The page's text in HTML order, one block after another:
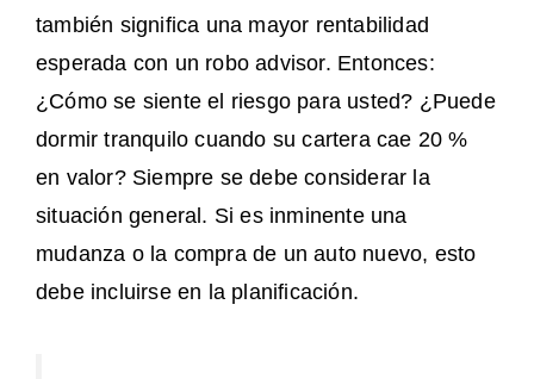
también significa una mayor rentabilidad
esperada con un robo advisor. Entonces:
¿Cómo se siente el riesgo para usted? ¿Puede
dormir tranquilo cuando su cartera cae 20 %
en valor? Siempre se debe considerar la
situación general. Si es inminente una
mudanza o la compra de un auto nuevo, esto
debe incluirse en la planificación.